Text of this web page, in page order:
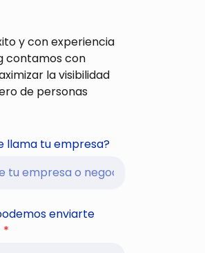
y con experiencia
contamos con
la visibilidad
de personas
llama tu empresa?
enviarte